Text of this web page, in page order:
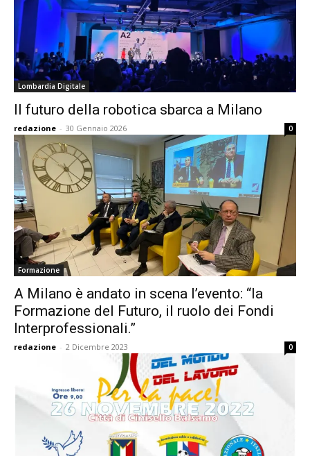
Lombardia Digitale
Il futuro della robotica sbarca a Milano
redazione - 30 Gennaio 2026 0
Formazione
A Milano è andato in scena l’evento: “la
Formazione del Futuro, il ruolo dei Fondi
Interprofessionali.”
redazione - 2 Dicembre 2023 0